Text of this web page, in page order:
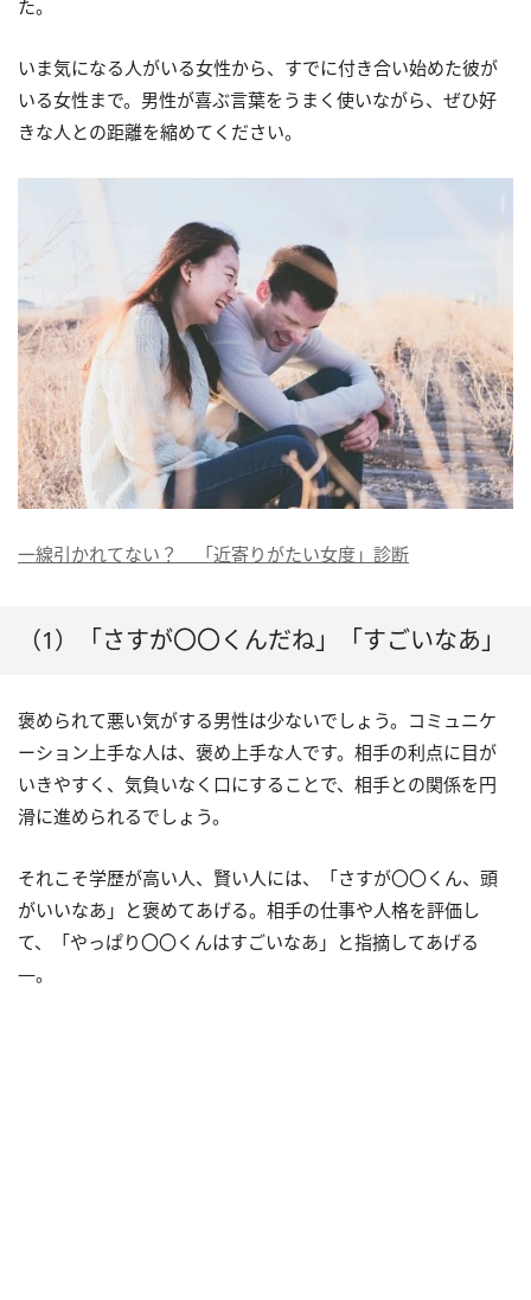
た。
いま気になる人がいる女性から、すでに付き合い始めた彼が
いる女性まで。男性が喜ぶ言葉をうまく使いながら、ぜひ好
きな人との距離を縮めてください。
一線引かれてない？ 「近寄りがたい女度」診断
（1）「さすが〇〇くんだね」「すごいなあ」
褒められて悪い気がする男性は少ないでしょう。コミュニケ
ーション上手な人は、褒め上手な人です。相手の利点に目が
いきやすく、気負いなく口にすることで、相手との関係を円
滑に進められるでしょう。
それこそ学歴が高い人、賢い人には、「さすが〇〇くん、頭
がいいなあ」と褒めてあげる。相手の仕事や人格を評価し
て、「やっぱり〇〇くんはすごいなあ」と指摘してあげる
―。